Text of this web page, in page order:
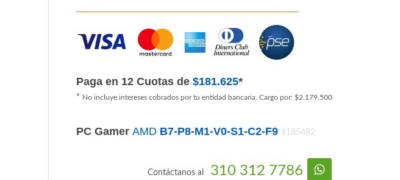
Paga en 12 Cuotas de$181.625*
* No incluye intereses cobrados por tu entidad bancaria. Cargo por: $2.179.500
PC GamerAMD B7-P8-M1-V0-S1-C2-F9 #185482
Contáctanos al 310 312 7786